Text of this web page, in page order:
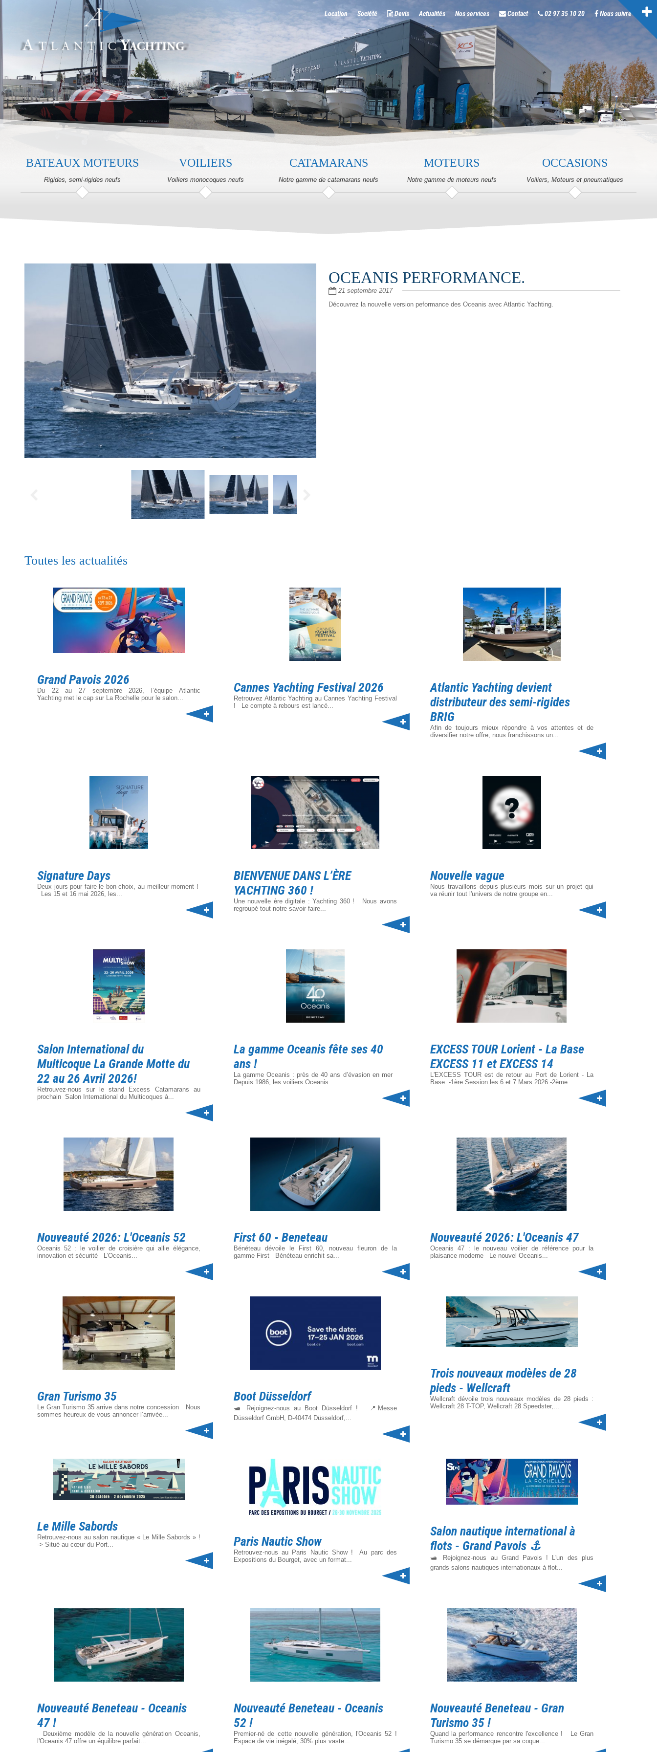
Location Société Devis Actualités Nos services Contact 02 97 35 10 20 Nous suivre
BATEAUX MOTEURS
Rigides, semi-rigides neufs
VOILIERS
Voiliers monocoques neufs
CATAMARANS
Notre gamme de catamarans neufs
MOTEURS
Notre gamme de moteurs neufs
OCCASIONS
Voiliers, Moteurs et pneumatiques
OCEANIS PERFORMANCE.
21 septembre 2017
Découvrez la nouvelle version peformance des Oceanis avec Atlantic Yachting.
Toutes les actualités
Grand Pavois 2026
Du 22 au 27 septembre 2026, l’équipe Atlantic
Yachting met le cap sur La Rochelle pour le salon...
Cannes Yachting Festival 2026
Retrouvez Atlantic Yachting au Cannes Yachting Festival
! Le compte à rebours est lancé...
Atlantic Yachting devient
distributeur des semi-rigides
BRIG
Afin de toujours mieux répondre à vos attentes et de
diversifier notre offre, nous franchissons un...
Signature Days
Deux jours pour faire le bon choix, au meilleur moment !
Les 15 et 16 mai 2026, les...
BIENVENUE DANS L’ÈRE
YACHTING 360 !
Une nouvelle ère digitale : Yachting 360 ! Nous avons
regroupé tout notre savoir-faire...
Nouvelle vague
Nous travaillons depuis plusieurs mois sur un projet qui
va réunir tout l'univers de notre groupe en...
Salon International du
Multicoque La Grande Motte du
22 au 26 Avril 2026!
Retrouvez-nous sur le stand Excess Catamarans au
prochain Salon International du Multicoques à...
La gamme Oceanis fête ses 40
ans !
La gamme Oceanis : près de 40 ans d’évasion en mer
Depuis 1986, les voiliers Oceanis...
EXCESS TOUR Lorient - La Base
EXCESS 11 et EXCESS 14
L'EXCESS TOUR est de retour au Port de Lorient - La
Base. -1ère Session les 6 et 7 Mars 2026 -2ème...
Nouveauté 2026: L'Oceanis 52
Oceanis 52 : le voilier de croisière qui allie élégance,
innovation et sécurité L’Oceanis...
First 60 - Beneteau
Bénéteau dévoile le First 60, nouveau fleuron de la
gamme First Bénéteau enrichit sa...
Nouveauté 2026: L'Oceanis 47
Oceanis 47 : le nouveau voilier de référence pour la
plaisance moderne Le nouvel Oceanis...
Gran Turismo 35
Le Gran Turismo 35 arrive dans notre concession Nous
sommes heureux de vous annoncer l’arrivée...
Boot Düsseldorf
🛥️ Rejoignez-nous au Boot Düsseldorf ! 📍Messe
Düsseldorf GmbH, D-40474 Düsseldorf,...
Trois nouveaux modèles de 28
pieds - Wellcraft
Wellcraft dévoile trois nouveaux modèles de 28 pieds :
Wellcraft 28 T-TOP, Wellcraft 28 Speedster,...
Le Mille Sabords
Retrouvez-nous au salon nautique « Le Mille Sabords » !
-> Situé au cœur du Port...
Paris Nautic Show
Retrouvez-nous au Paris Nautic Show ! Au parc des
Expositions du Bourget, avec un format...
Salon nautique international à
flots - Grand Pavois ⚓️
🛥️ Rejoignez-nous au Grand Pavois ! L'un des plus
grands salons nautiques internationaux à flot...
Nouveauté Beneteau - Oceanis
47 !
Deuxième modèle de la nouvelle génération Oceanis,
l'Oceanis 47 offre un équilibre parfait...
Nouveauté Beneteau - Oceanis
52 !
Premier-né de cette nouvelle génération, l'Oceanis 52 !
Espace de vie inégalé, 30% plus vaste...
Nouveauté Beneteau - Gran
Turismo 35 !
Quand la performance rencontre l'excellence ! Le Gran
Turismo 35 se démarque par sa coque...